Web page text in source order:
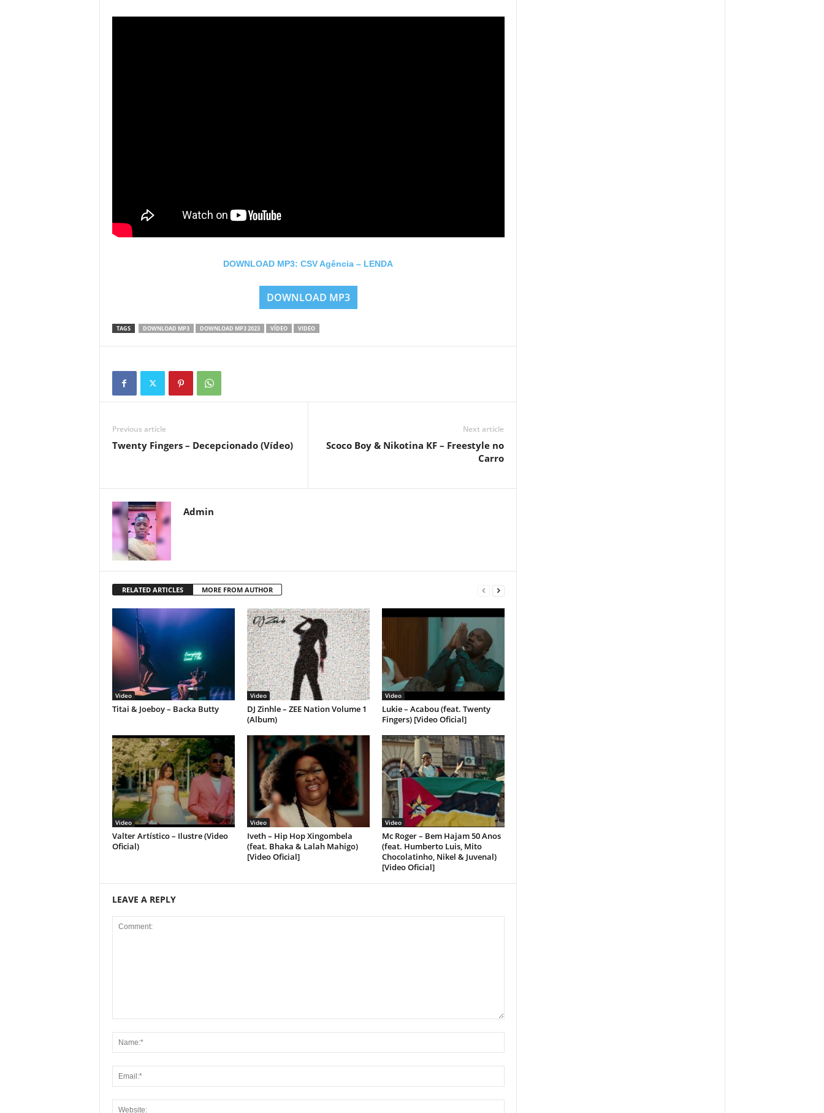
DOWNLOAD MP3: CSV Agência – LENDA
DOWNLOAD MP3
TAGS DOWNLOAD MP3 DOWNLOAD MP3 2023 VÍDEO VIDEO
Previous article
Twenty Fingers – Decepcionado (Vídeo)
Next article
Scoco Boy & Nikotina KF – Freestyle no
Carro
Admin
RELATED ARTICLES MORE FROM AUTHOR
Video
Titai & Joeboy – Backa Butty
Video
DJ Zinhle – ZEE Nation Volume 1
(Album)
Video
Lukie – Acabou (feat. Twenty
Fingers) [Video Oficial]
Video
Valter Artístico – Ilustre (Video
Oficial)
Video
Iveth – Hip Hop Xingombela
(feat. Bhaka & Lalah Mahigo)
[Video Oficial]
Video
Mc Roger – Bem Hajam 50 Anos
(feat. Humberto Luis, Mito
Chocolatinho, Nikel & Juvenal)
[Video Oficial]
LEAVE A REPLY